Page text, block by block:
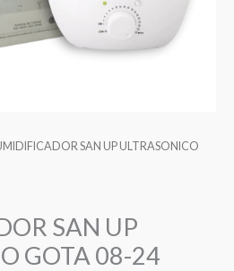
SAN UP ULTRASONICO
SAN UP
GOTA 08-24